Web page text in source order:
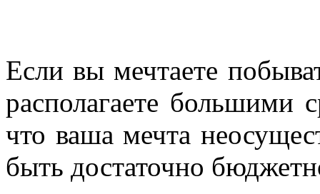
Если вы мечтаете
располагаете большими
что ваша мечта
быть достаточно